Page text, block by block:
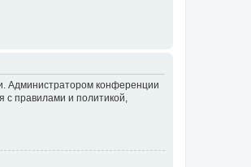
Администратором конференции
с правилами и политикой,